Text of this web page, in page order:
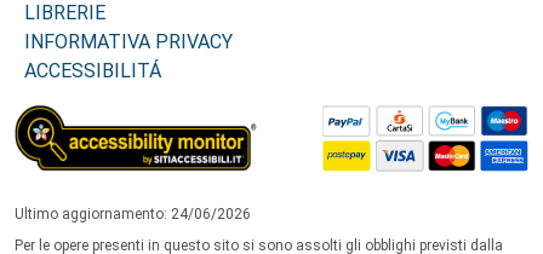
LIBRERIE
INFORMATIVA PRIVACY
ACCESSIBILITÁ
Ultimo aggiornamento: 24/06/2026
Per le opere presenti in questo sito si sono assolti gli obblighi previsti dalla